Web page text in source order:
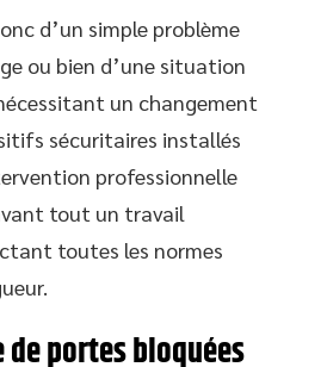
d’un simple problème
ou bien d’une situation
un changement
sécuritaires installés
professionnelle
tout un travail
toutes les normes
de portes bloquées